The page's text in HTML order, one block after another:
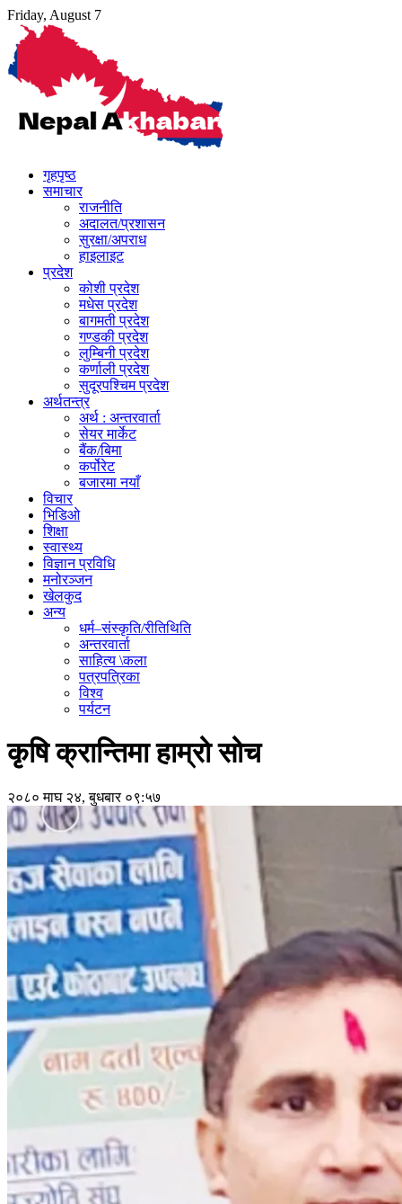
Skip
content
Friday, August 7
गृहपृष्ठ
समाचार
राजनीति
अदालत/प्रशासन
सुरक्षा/अपराध
हाइलाइट
प्रदेश
कोशी प्रदेश
मधेस प्रदेश
बागमती प्रदेश
गण्डकी प्रदेश
लुम्बिनी प्रदेश
कर्णाली प्रदेश
सुदूरपश्चिम प्रदेश
अर्थतन्त्र
अर्थ : अन्तरवार्ता
सेयर मार्केट
बैंक/बिमा
कर्पोरेट
बजारमा नयाँ
विचार
भिडिओ
शिक्षा
स्वास्थ्य
विज्ञान प्रविधि
मनोरञ्जन
खेलकुद
अन्य
धर्म–संस्कृति/रीतिथिति
अन्तरवार्ता
साहित्य \कला
पत्रपत्रिका
विश्व
पर्यटन
कृषि क्रान्तिमा हाम्रो सोच
२०८० माघ २४, बुधबार ०९:५७